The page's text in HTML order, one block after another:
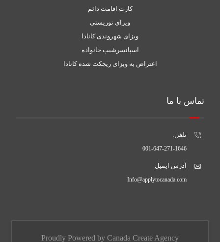
کارت اقامت دائم
ویزای توریستی
ویزای شهروندی کانادا
اسپانسرشیپ خانواده
اعتراض به ویزای ریجکت شده کانادا
تماس با ما
تلفن:
001-647-271-1646
آدرس ایمیل
Info@applytocanada.com
Proudly Powered by Canada Create Agency